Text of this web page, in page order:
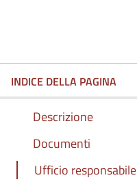
INDICE DELLA PAGINA
Descrizione
Documenti
Ufficio responsabile